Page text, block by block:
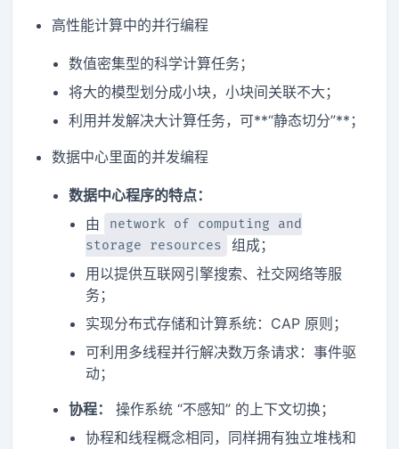
高性能计算中的并行编程
数值密集型的科学计算任务；
将大的模型划分成小块，小块间关联不大；
利用并发解决大计算任务，可**“静态切分”**；
数据中心里面的并发编程
数据中心程序的特点：
由
network of computing and
storage resources
组成；
用以提供互联网引擎搜索、社交网络等服
务；
实现分布式存储和计算系统：CAP 原则；
可利用多线程并行解决数万条请求：事件驱
动；
协程：
操作系统 “不感知” 的上下文切换；
协程和线程概念相同，同样拥有独立堆栈和